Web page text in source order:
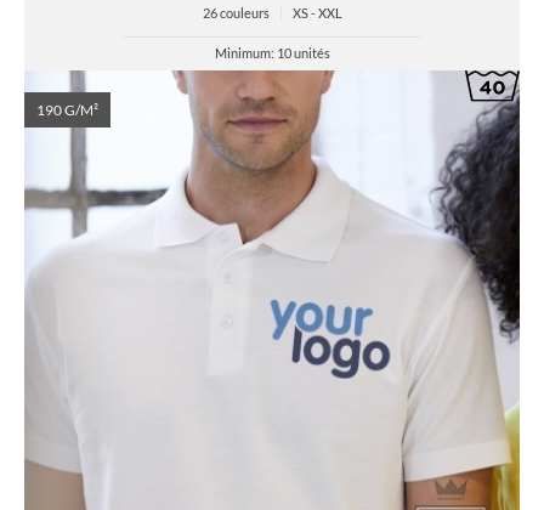
26 couleurs XS - XXL
Minimum: 10 unités
190 G/M²